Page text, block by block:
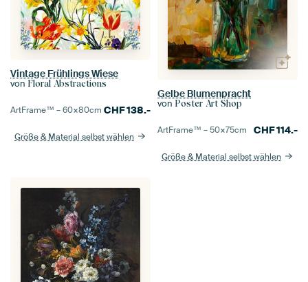
Vintage Frühlings Wiese
von Floral Abstractions
ArtFrame™ –60×80cm CHF138.-
Größe & Material selbst wählen
Gelbe Blumenpracht
von Poster Art Shop
ArtFrame™ –50×75cm CHF114.-
Größe & Material selbst wählen